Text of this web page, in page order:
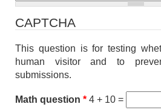
CAPTCHA
This question is for testing
human visitor and to
submissions.
Math question * 4 + 10 =